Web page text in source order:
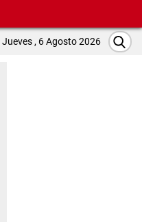
Jueves , 6 Agosto 2026